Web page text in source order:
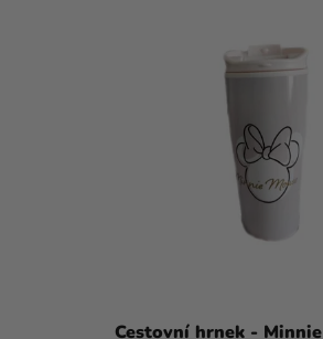
Cestovní hrnek - Minnie